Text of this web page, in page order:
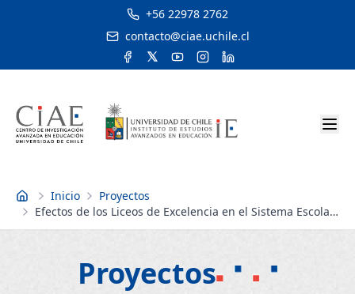
+56 22978 2762
contacto@ciae.uchile.cl
Inicio Inicio
Proyectos
Efectos de los Liceos de Excelencia en el Sistema Escolar
Chileno
Proyectos